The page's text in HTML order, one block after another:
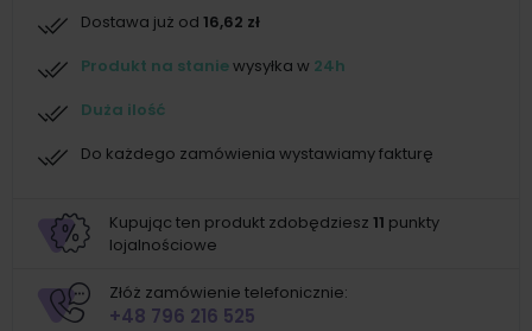
Dostawa już od 16,62 zł
Produkt na staniewysyłka w 24h
Duża ilość
Do każdego zamówienia wystawiamy fakturę
Kupując ten produkt zdobędziesz 11 punkty
lojalnościowe
Złóż zamówienie telefonicznie:
+48 796 216 525